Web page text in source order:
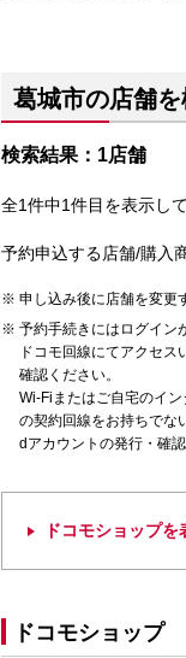
葛城市の店舗
検索結果：1店舗
全1件中1件目を表示し
予約申込する店舗/購入
申し込み後に店舗を変更
予約手続きにはログイン
ドコモ回線にてアクセ
確認ください。
Wi-Fiまたはご自宅のイ
の契約回線をお持ちでな
dアカウントの発行・確認
ドコモショップを
ドコモショップ